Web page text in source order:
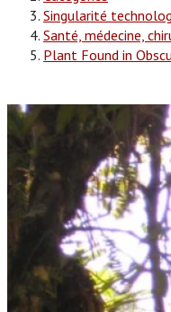
Singularité
Santé, médecine,
Plant Found in